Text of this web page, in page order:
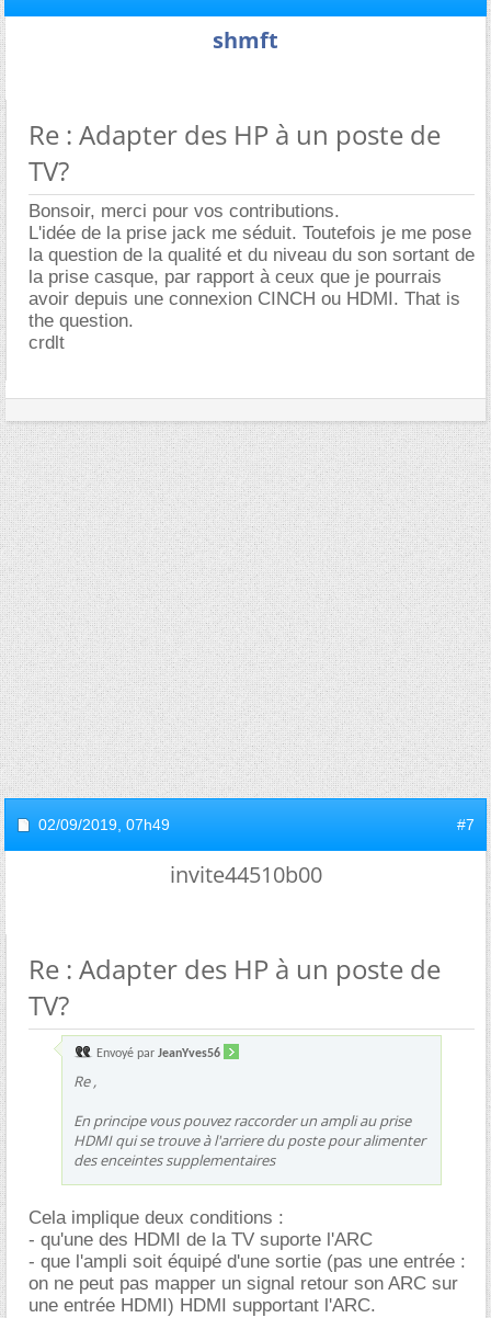
shmft
Re : Adapter des HP à un poste de
TV?
Bonsoir, merci pour vos contributions.
L'idée de la prise jack me séduit. Toutefois je me pose
la question de la qualité et du niveau du son sortant de
la prise casque, par rapport à ceux que je pourrais
avoir depuis une connexion CINCH ou HDMI. That is
the question.
crdlt
02/09/2019, 07h49 #7
invite44510b00
Re : Adapter des HP à un poste de
TV?
Envoyé par JeanYves56
Re ,
En principe vous pouvez raccorder un ampli au prise
HDMI qui se trouve à l'arriere du poste pour alimenter
des enceintes supplementaires
Cela implique deux conditions :
- qu'une des HDMI de la TV suporte l'ARC
- que l'ampli soit équipé d'une sortie (pas une entrée :
on ne peut pas mapper un signal retour son ARC sur
une entrée HDMI) HDMI supportant l'ARC.